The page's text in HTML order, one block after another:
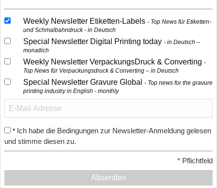
Weekly Newsletter Etiketten-Labels
Top News für Etiketten-
und Schmalbahndruck - in Deutsch
Special Newsletter Digital Printing today
in Deutsch –
monatlich
Weekly Newsletter VerpackungsDruck & Converting
Top News für Verpackungsdruck & Converting – in Deutsch
Special Newsletter Gravure Global
Top news for the gravure
printing industry in English - monthly
* Ich habe die Bedingungen zur Newsletter-Anmeldung gelesen
und stimme diesen zu.
* Pflichtfeld
Absenden